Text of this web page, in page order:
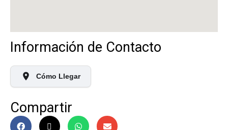
Información de Contacto
Cómo Llegar
Compartir